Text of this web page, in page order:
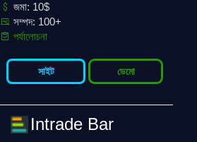
জমা: 10$
সম্পদ: 100+
পর্যালোচনা
সাইট ডেমো
Intrade Bar